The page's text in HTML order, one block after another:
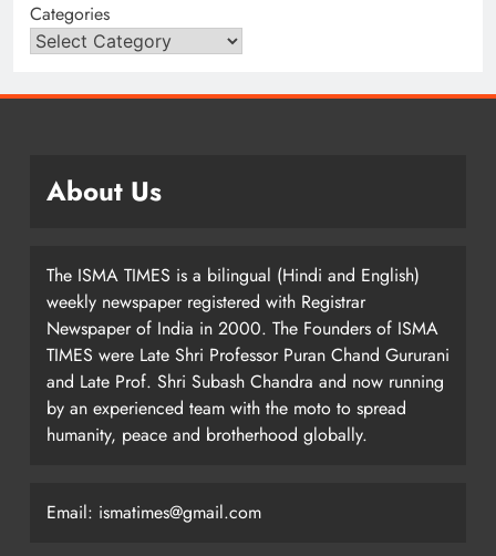
Categories
About Us
The ISMA TIMES is a bilingual (Hindi and English)
weekly newspaper registered with Registrar
Newspaper of India in 2000. The Founders of ISMA
TIMES were Late Shri Professor Puran Chand Gururani
and Late Prof. Shri Subash Chandra and now running
by an experienced team with the moto to spread
humanity, peace and brotherhood globally.
Email: ismatimes@gmail.com